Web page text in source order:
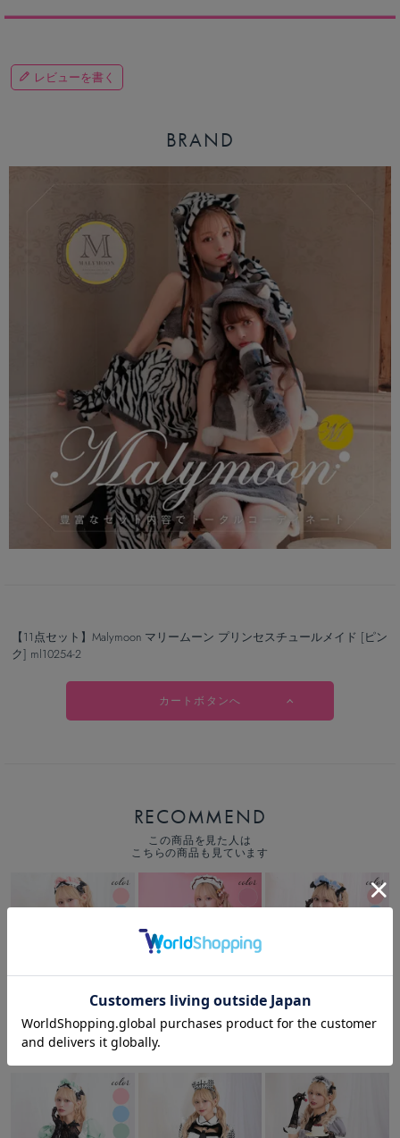
レビューを書く
BRAND
【11点セット】Malymoon マリームーン プリンセスチュールメイド [ピン
ク] ml10254-2
カートボタンへ
RECOMMEND
この商品を見た人は
こちらの商品も見ています
14,850